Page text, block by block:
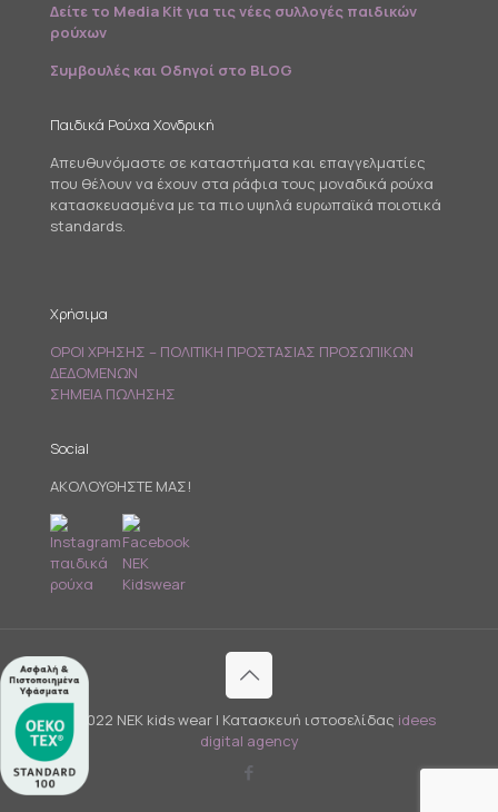
Δείτε το Media Kit για τις νέες συλλογές παιδικών
ρούχων
Συμβουλές και Οδηγοί στο BLOG
Παιδικά Ρούχα Χονδρική
Απευθυνόμαστε σε καταστήματα και επαγγελματίες
που θέλουν να έχουν στα ράφια τους μοναδικά ρούχα
κατασκευασμένα με τα πιο υψηλά ευρωπαϊκά ποιοτικά
standards.
Χρήσιμα
ΟΡΟΙ ΧΡΗΣΗΣ – ΠΟΛΙΤΙΚΗ ΠΡΟΣΤΑΣΙΑΣ ΠΡΟΣΩΠΙΚΩΝ
ΔΕΔΟΜΕΝΩΝ
ΣΗΜΕΙΑ ΠΩΛΗΣΗΣ
Social
ΑΚΟΛΟΥΘΗΣΤΕ ΜΑΣ!
© 2022 NEK kids wear | Κατασκευή ιστοσελίδας idees
digital agency